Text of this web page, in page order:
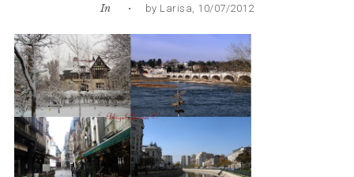
In • by Larisa, 10/07/2012